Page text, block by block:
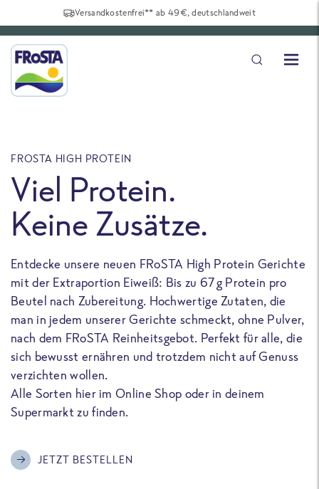
Versandkostenfrei** ab 49€, deutschlandweit
FROSTA HIGH PROTEIN
Viel Protein.
Keine Zusätze.
Entdecke unsere neuen FRoSTA High Protein Gerichte
mit der Extraportion Eiweiß: Bis zu 67 g Protein pro
Beutel nach Zubereitung. Hochwertige Zutaten, die
man in jedem unserer Gerichte schmeckt, ohne Pulver,
nach dem FRoSTA Reinheitsgebot. Perfekt für alle, die
sich bewusst ernähren und trotzdem nicht auf Genuss
verzichten wollen.
Alle Sorten hier im Online Shop oder in deinem
Supermarkt zu finden.
JETZT BESTELLEN